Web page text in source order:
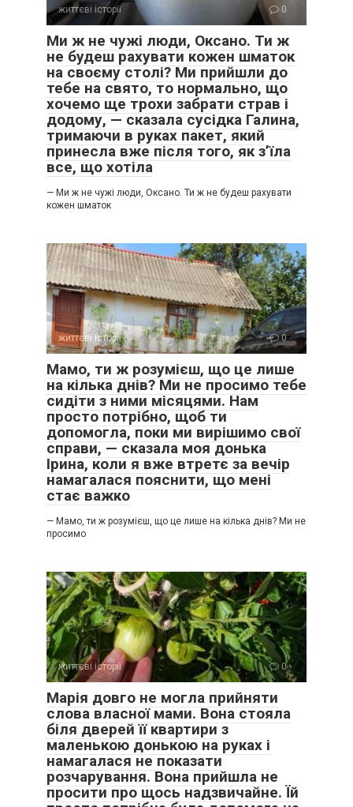
життєві історії 0
Ми ж не чужі люди, Оксано. Ти ж
не будеш рахувати кожен шматок
на своєму столі? Ми прийшли до
тебе на свято, то нормально, що
хочемо ще трохи забрати страв і
додому, — сказала сусідка Галина,
тримаючи в руках пакет, який
принесла вже після того, як з’їла
все, що хотіла
— Ми ж не чужі люди, Оксано. Ти ж не будеш рахувати
кожен шматок
життєві історії 0
Мамо, ти ж розумієш, що це лише
на кілька днів? Ми не просимо тебе
сидіти з ними місяцями. Нам
просто потрібно, щоб ти
допомогла, поки ми вирішимо свої
справи, — сказала моя донька
Ірина, коли я вже втретє за вечір
намагалася пояснити, що мені
стає важко
— Мамо, ти ж розумієш, що це лише на кілька днів? Ми не
просимо
життєві історії 0
Марія довго не могла прийняти
слова власної мами. Вона стояла
біля дверей її квартири з
маленькою донькою на руках і
намагалася не показати
розчарування. Вона прийшла не
просити про щось надзвичайне. Їй